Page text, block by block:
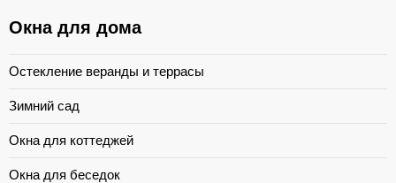
Окна для дома
Остекление веранды и террасы
Зимний сад
Окна для коттеджей
Окна для беседок